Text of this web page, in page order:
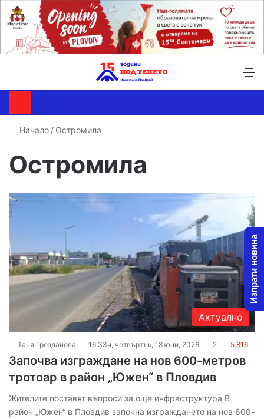
Начало / Остромила
Остромила
Актуално
Таня Грозданова 16:33ч, четвъртък, 18 юни, 2026 2 5 816
Започва изграждане на нов 600-метров
тротоар в район „Южен“ в Пловдив
Жителите поставят въпроси за още инфраструктура В
район „Южен“ в Пловдив започна изграждането на нов 600-
Изпрати новина